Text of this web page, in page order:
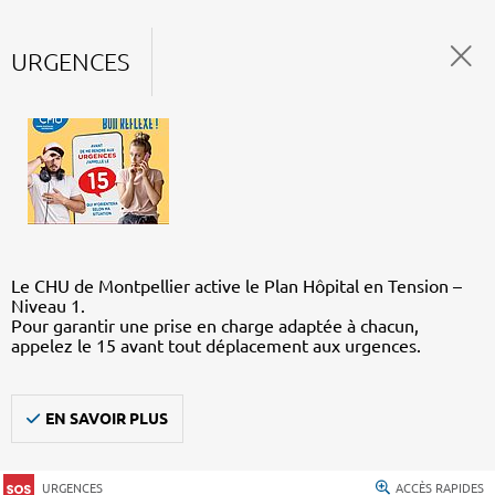
URGENCES
Le CHU de Montpellier active le Plan Hôpital en Tension –
Niveau 1.
Pour garantir une prise en charge adaptée à chacun,
appelez le 15 avant tout déplacement aux urgences.
EN SAVOIR PLUS
URGENCES ACCÈS RAPIDES